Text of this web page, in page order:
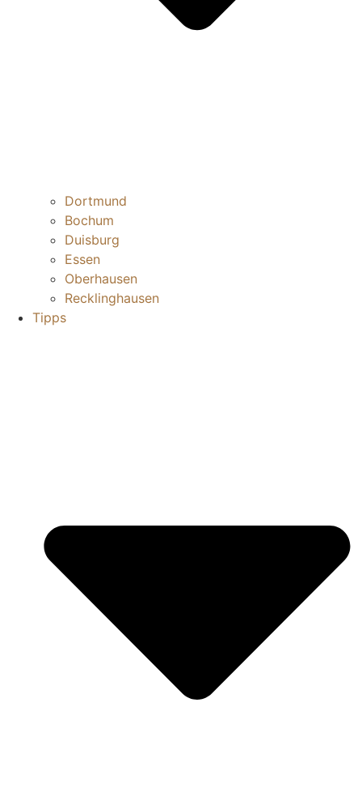
Dortmund
Bochum
Duisburg
Essen
Oberhausen
Recklinghausen
Tipps